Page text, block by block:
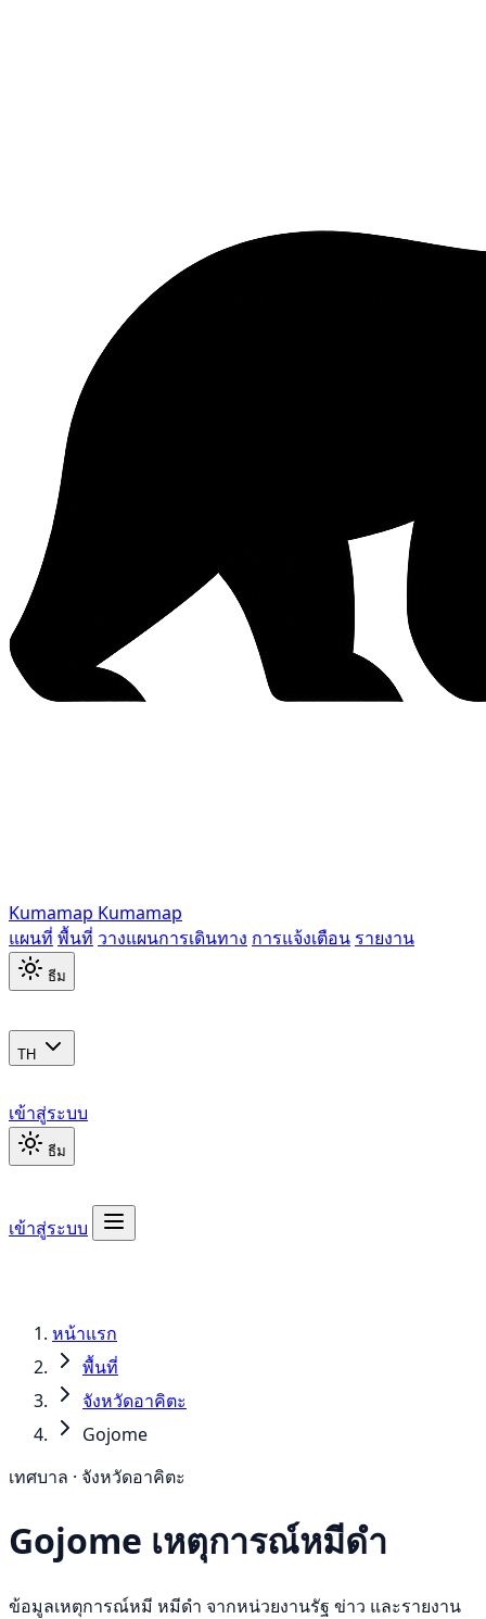
Kumamap Kumamap
แผนที่ พื้นที่ วางแผนการเดินทาง การแจ้งเตือน รายงาน
ธีม
TH
เข้าสู่ระบบ
ธีม
เข้าสู่ระบบ
หน้าแรก
พื้นที่
จังหวัดอาคิตะ
Gojome
เทศบาล · จังหวัดอาคิตะ
Gojome เหตุการณ์หมีดำ
ข้อมูลเหตุการณ์หมี หมีดำ จากหน่วยงานรัฐ ข่าว และรายงาน